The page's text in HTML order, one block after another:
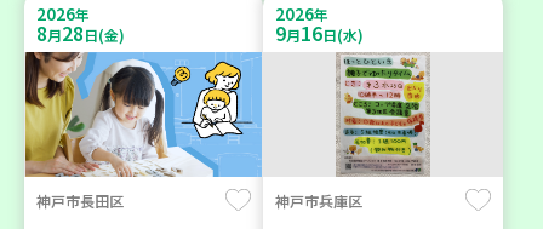
2026年
8月28日(金)
神戸市長田区
2026年
9月16日(水)
神戸市兵庫区